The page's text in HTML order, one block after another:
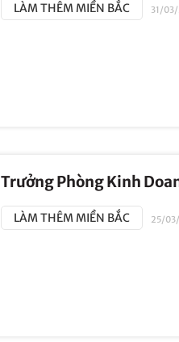
LÀM THÊM MIỀN BẮC 31/
Trưởng Phòng Kinh
LÀM THÊM MIỀN BẮC 25/